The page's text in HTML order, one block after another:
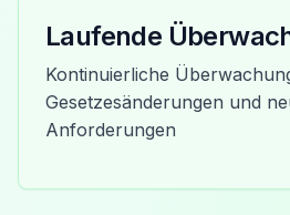
Laufende
Kontinuierliche
Gesetzesänderungen und
Anforderungen